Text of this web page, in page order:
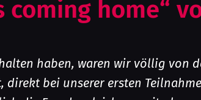
coming home“
haben, waren wir völlig von
bei unserer ersten